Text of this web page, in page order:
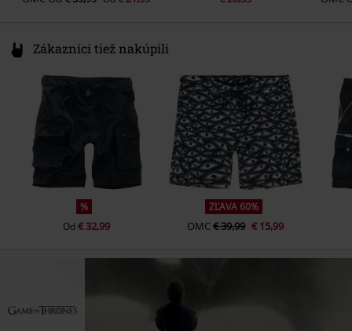
Zákazníci tiež nakúpili
%
Od € 32,99
ZĽAVA 60%
OMC€ 39,99 € 15,99